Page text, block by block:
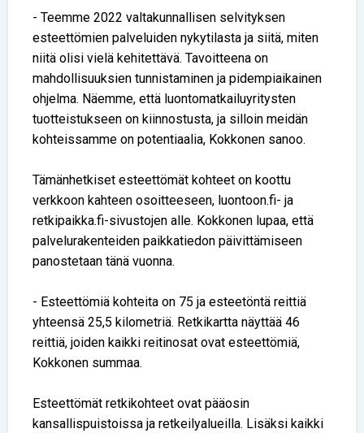
- Teemme 2022 valtakunnallisen selvityksen
esteettömien palveluiden nykytilasta ja siitä, miten
niitä olisi vielä kehitettävä. Tavoitteena on
mahdollisuuksien tunnistaminen ja pidempiaikainen
ohjelma. Näemme, että luontomatkailuyritysten
tuotteistukseen on kiinnostusta, ja silloin meidän
kohteissamme on potentiaalia, Kokkonen sanoo.
Tämänhetkiset esteettömät kohteet on koottu
verkkoon kahteen osoitteeseen, luontoon.fi- ja
retkipaikka.fi-sivustojen alle. Kokkonen lupaa, että
palvelurakenteiden paikkatiedon päivittämiseen
panostetaan tänä vuonna.
- Esteettömiä kohteita on 75 ja esteetöntä reittiä
yhteensä 25,5 kilometriä. Retkikartta näyttää 46
reittiä, joiden kaikki reitinosat ovat esteettömiä,
Kokkonen summaa.
Esteettömät retkikohteet ovat pääosin
kansallispuistoissa ja retkeilyalueilla. Lisäksi kaikki